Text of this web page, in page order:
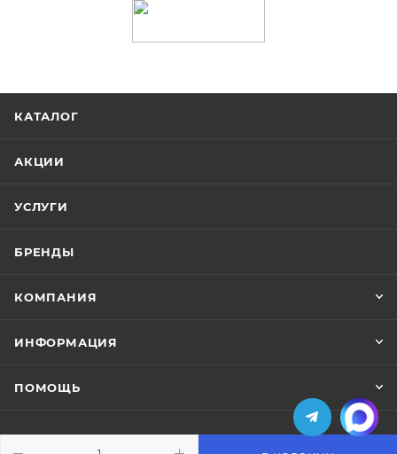
КАТАЛОГ
АКЦИИ
УСЛУГИ
БРЕНДЫ
КОМПАНИЯ
ИНФОРМАЦИЯ
ПОМОЩЬ